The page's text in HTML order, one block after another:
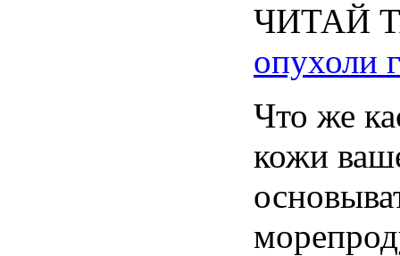
ЧИТАЙ
опухоли
Что же
кожи